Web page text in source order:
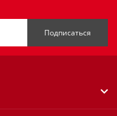
Подписаться